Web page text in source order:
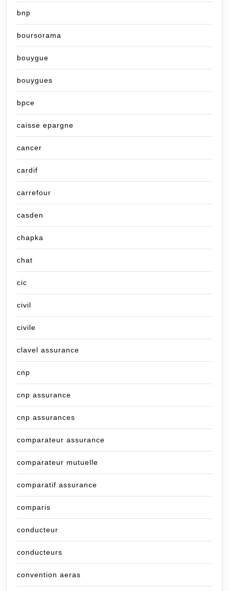
bnp
boursorama
bouygue
bouygues
bpce
caisse epargne
cancer
cardif
carrefour
casden
chapka
chat
cic
civil
civile
clavel assurance
cnp
cnp assurance
cnp assurances
comparateur assurance
comparateur mutuelle
comparatif assurance
comparis
conducteur
conducteurs
convention aeras